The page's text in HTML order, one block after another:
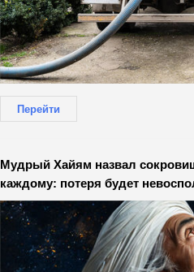
Перейти
Мудрый Хайям назвал
каждому: потеря будет